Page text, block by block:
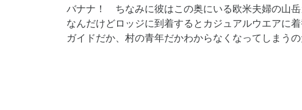
バナナ！ ちなみに彼はこの奥にいる欧米夫婦の山
なんだけどロッジに到着するとカジュアルウエアに
ガイドだか、村の青年だかわからなくなってしまう